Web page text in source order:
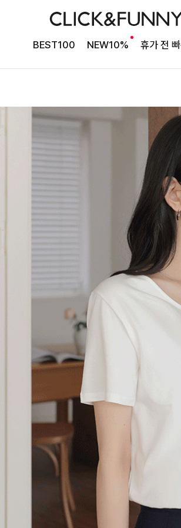
BEST100 NEW10% 휴가 전